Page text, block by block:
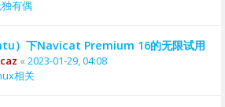
有偶
）下Navicat Premium 16的无限试用
« 2023-01-29, 04:08
相关